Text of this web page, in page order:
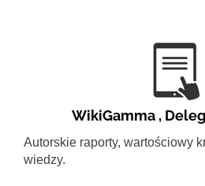
WikiGamma ,
Autorskie raporty, wartościowy
wiedzy.